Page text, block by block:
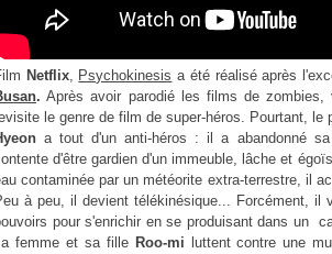
Netflix, Psychokinesis a été réalisé après
. Après avoir parodié les films de zombies,
le genre de film de super-héros. Pourtant, le
a tout d'un anti-héros : il a abandonné
d'être gardien d'un immeuble, lâche et
contaminée par un météorite extra-terrestre, il
à peu, il devient télékinésique... Forcément, il
pour s'enrichir en se produisant dans un
femme et sa filleRoo-mi luttent contre une